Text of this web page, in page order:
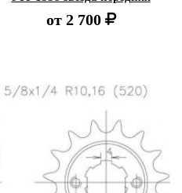
от 2 700